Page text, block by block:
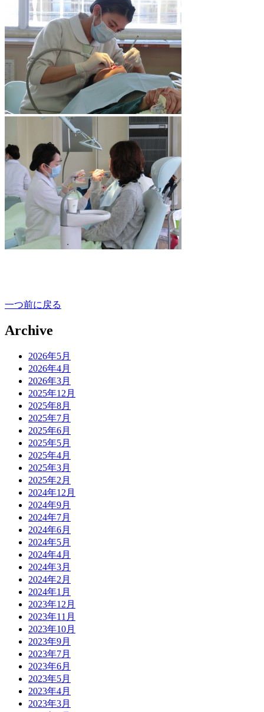
一つ前に戻る
Archive
2026年5月
2026年4月
2026年3月
2025年12月
2025年8月
2025年7月
2025年6月
2025年5月
2025年4月
2025年3月
2025年2月
2024年12月
2024年9月
2024年7月
2024年6月
2024年5月
2024年4月
2024年3月
2024年2月
2024年1月
2023年12月
2023年11月
2023年10月
2023年9月
2023年7月
2023年6月
2023年5月
2023年4月
2023年3月